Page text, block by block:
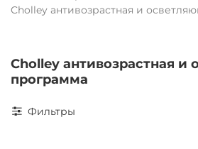
Cholley антивозрастная и
Cholley антивозрастная и
программа
Фильтры